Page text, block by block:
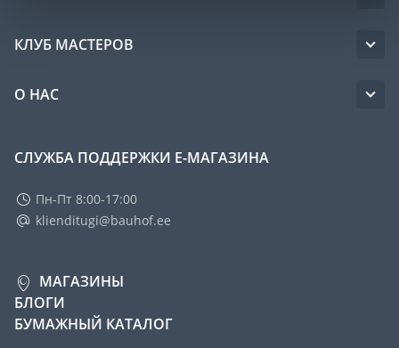
КЛУБ МАСТЕРОВ
О НАС
СЛУЖБА ПОДДЕРЖКИ Е-МАГАЗИНА
Пн-Пт 8:00-17:00
klienditugi@bauhof.ee
МАГАЗИНЫ
БЛОГИ
БУМАЖНЫЙ КАТАЛОГ